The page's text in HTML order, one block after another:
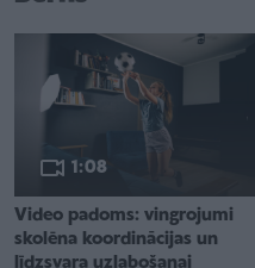
1:08
Video padoms: vingrojumi
skolēna koordinācijas un
līdzsvara uzlabošanai